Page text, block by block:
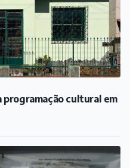
programação cultural em